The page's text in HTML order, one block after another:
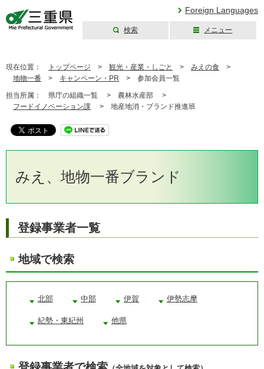
Foreign Languages
検索 メニュー
現在位置： トップページ > 観光・産業・しごと > みえの食 >
地物一番 > キャンペーン・PR > 参加会員一覧
担当所属： 県庁の組織一覧 > 農林水産部 >
フードイノベーション課 > 地産地消・ブランド推進班
みえ、地物一番ブランド
登録事業者一覧
地域で検索
北部 中部 伊賀 伊勢志摩
紀勢・東紀州 他県